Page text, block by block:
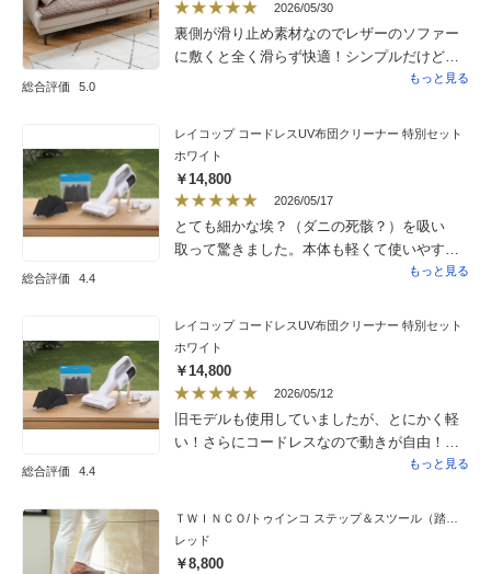
総合評価 5.0
2026/05/30
裏側が滑り止め素材なのでレザーのソファー
に敷くと全く滑らず快適！シンプルだけど高
もっと見る
総合評価 4.4
レイコップ コードレスUV布団クリーナー 特別セット
ホワイト
￥14,800
2026/05/17
とても細かな埃？（ダニの死骸？）を吸い
取って驚きました。本体も軽くて使いやすい
です。フィルター交換も簡単で吸い取った埃
にもぬいぐるみ等の掃除に使えて便利です。
お勧めです。
もっと見る
総合評価 4.4
レイコップ コードレスUV布団クリーナー 特別セット
ホワイト
￥14,800
2026/05/12
旧モデルも使用していましたが、とにかく軽
い！さらにコードレスなので動きが自由！
ゴッソリ取れたゴミ＝ホコリの処理もスッキ
もっと見る
ＴＷＩＮＣＯ/トゥインコ ステップ＆スツール（踏み台スツール）
レッド
￥8,800